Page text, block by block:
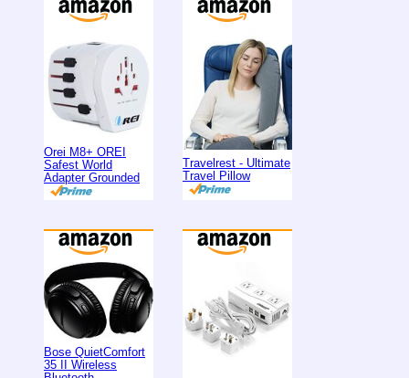
Orei M8+ OREI
Safest World
Adapter Grounded
Travelrest - Ultimate
Travel Pillow
Bose QuietComfort
35 II Wireless